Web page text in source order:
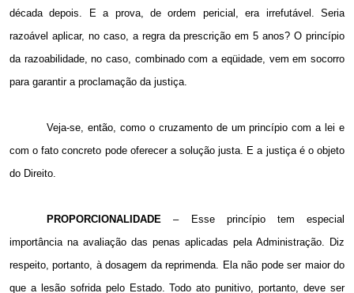
década depois. E a prova, de ordem pericial, era irrefutável. Seria
razoável aplicar, no caso, a regra da prescrição em 5 anos? O princípio
da razoabilidade, no caso, combinado com a eqüidade, vem em socorro
para garantir a proclamação da justiça.
Veja-se, então, como o cruzamento de um princípio com a lei e
com o fato concreto pode oferecer a solução justa. E a justiça é o objeto
do Direito.
PROPORCIONALIDADE – Esse princípio tem especial
importância na avaliação das penas aplicadas pela Administração. Diz
respeito, portanto, à dosagem da reprimenda. Ela não pode ser maior do
que a lesão sofrida pelo Estado. Todo ato punitivo, portanto, deve ser